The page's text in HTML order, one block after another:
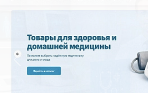
Previous